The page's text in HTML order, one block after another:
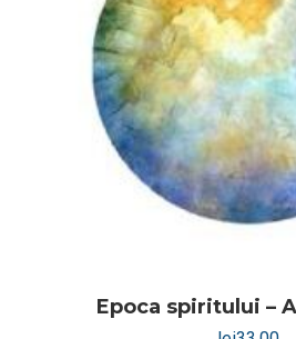
Epoca spiritului –